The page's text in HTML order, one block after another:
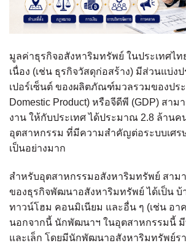
มูลค่าธุรกิจอสังหาริมทรัพย์ ในประเทศไท
เนื่อง (เช่น ธุรกิจวัสดุก่อสร้าง) มีส่วนแบ่ง
เปอร์เซ็นต์ ของผลิตภัณฑ์มวลรวมของประ
Domestic Product) หรือจีดีพี (GDP) สาม
งาน ให้กับประเทศ ได้ประมาณ 2.8 ล้านค
อุตสาหกรรม ที่มีความสำคัญต่อระบบเศร
เป็นอย่างมาก
สำหรับอุตสาหกรรมอสังหาริมทรัพย์ สาม
ของธุรกิจพัฒนาอสังหาริมทรัพย์ ได้เป็น บ้
ทาวน์โฮม คอนมิเนียม และอื่น ๆ (เช่น อา
นอกจากนี้ นักพัฒนาฯ ในอุตสาหกรรมนี้
และเล็ก โดยมีนักพัฒนาอสังหาริมทรัพย์ร